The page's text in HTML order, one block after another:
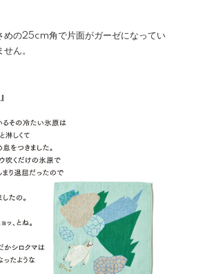
めの25cm角で片面がガーゼになってい
ん。